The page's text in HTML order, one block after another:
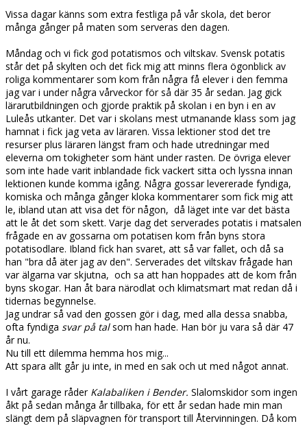
Vissa dagar känns som extra festliga på vår skola, det beror
många gånger på maten som serveras den dagen.
Måndag och vi fick god potatismos och viltskav. Svensk potatis
står det på skylten och det fick mig att minns flera ögonblick av
roliga kommentarer som kom från några få elever i den femma
jag var i under några vårveckor för så där 35 år sedan. Jag gick
lärarutbildningen och gjorde praktik på skolan i en byn i en av
Luleås utkanter. Det var i skolans mest utmanande klass som jag
hamnat i fick jag veta av läraren. Vissa lektioner stod det tre
resurser plus läraren längst fram och hade utredningar med
eleverna om tokigheter som hänt under rasten. De övriga elever
som inte hade varit inblandade fick vackert sitta och lyssna innan
lektionen kunde komma igång. Några gossar levererade fyndiga,
komiska och många gånger kloka kommentarer som fick mig att
le, ibland utan att visa det för någon, då läget inte var det bästa
att le åt det som skett. Varje dag det serverades potatis i matsalen
frågade en av gossarna om potatisen kom från byns stora
potatisodlare. Ibland fick han svaret, att så var fallet, och då sa
han "bra då äter jag av den". Serverades det viltskav frågade han
var älgarna var skjutna, och sa att han hoppades att de kom från
byns skogar. Han åt bara närodlat och klimatsmart mat redan då i
tidernas begynnelse.
Jag undrar så vad den gossen gör i dag, med alla dessa snabba,
ofta fyndiga svar på talsom han hade. Han bör ju vara så där 47
år nu.
Nu till ett dilemma hemma hos mig...
Att spara allt går ju inte, in med en sak och ut med något annat.
I vårt garage råder Kalabaliken i Bender. Slalomskidor som ingen
åkt på sedan många år tillbaka, för ett år sedan hade min man
slängt dem på släpvagnen för transport till Återvinningen. Då kom